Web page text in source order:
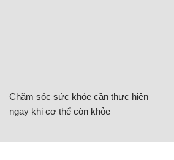
Chăm sóc sức khỏe cần thực hiện
ngay khi cơ thể còn khỏe